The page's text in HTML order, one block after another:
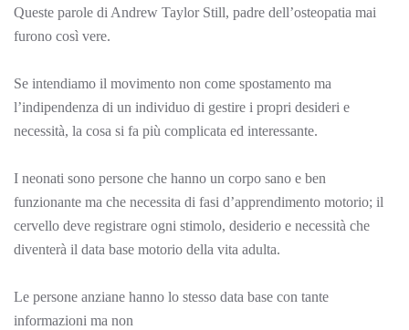
Queste parole di Andrew Taylor Still, padre dell’osteopatia mai
furono così vere.
Se intendiamo il movimento non come spostamento ma
l’indipendenza di un individuo di gestire i propri desideri e
necessità, la cosa si fa più complicata ed interessante.
I neonati sono persone che hanno un corpo sano e ben
funzionante ma che necessita di fasi d’apprendimento motorio; il
cervello deve registrare ogni stimolo, desiderio e necessità che
diventerà il data base motorio della vita adulta.
Le persone anziane hanno lo stesso data base con tante
informazioni ma non